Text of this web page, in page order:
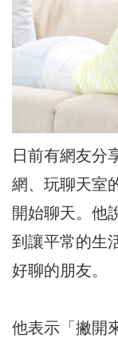
日前有網友分
網、玩聊天室
開始聊天。他
到讓平常的生
好聊的朋友。
他表示「撇開